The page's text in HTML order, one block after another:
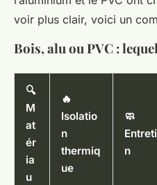
voir plus clair, voici un
Bois, alu ou PVC :
🔍
M
at
ér
ia
u
🔥
Isolatio
n
thermiq
ue
🧼
n